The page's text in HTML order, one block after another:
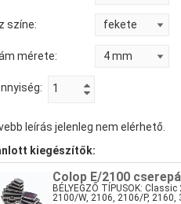
színe:
mérete:
leírás jelenleg nem elérhető.
kiegészítők:
Colop E/2100
BÉLYEGZŐ TÍPUSOK:
2100/W, 2106, 2106/P, 2160,
Textilbélyegzőhöz
bliszter